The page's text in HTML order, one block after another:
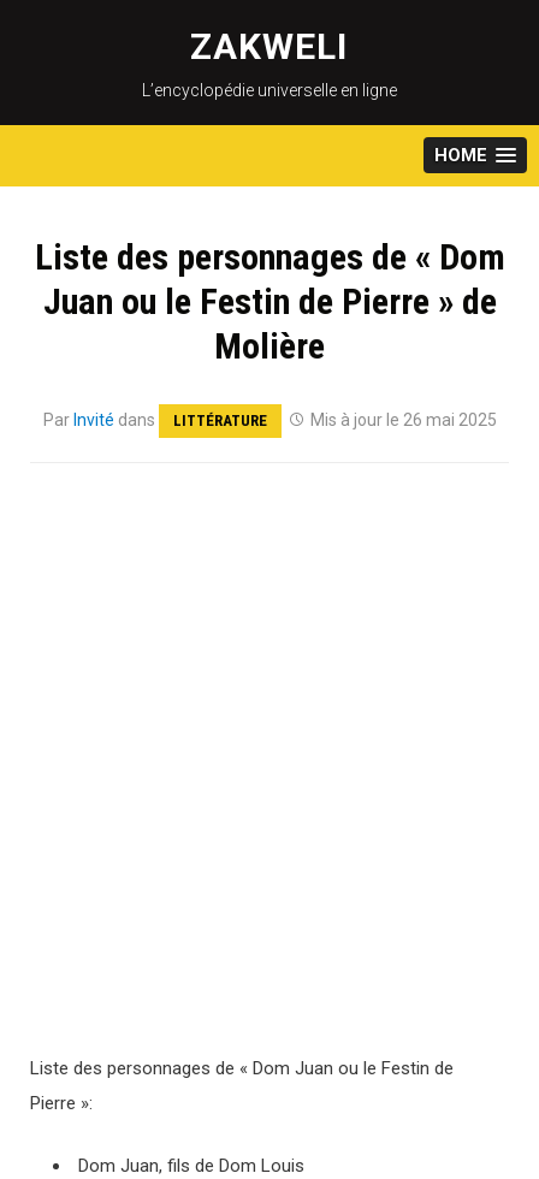
content
ZAKWELI
L’encyclopédie universelle en ligne
HOME
Liste des personnages de « Dom
Juan ou le Festin de Pierre » de
Molière
Par Invité dans LITTÉRATURE Mis à jour le 26 mai 2025
Liste des personnages de « Dom Juan ou le Festin de
Pierre »:
Dom Juan, fils de Dom Louis